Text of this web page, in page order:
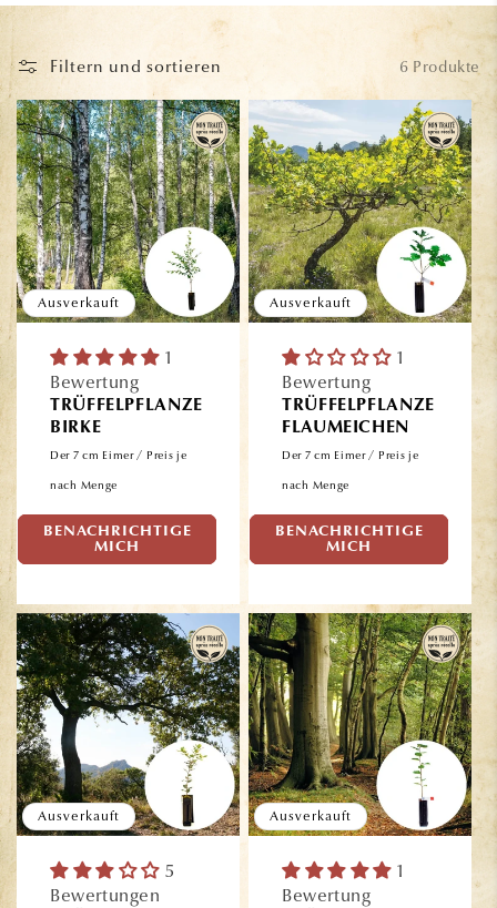
Filtern und sortieren 6 Produkte
Ausverkauft
1
Bewertung
TRÜFFELPFLANZE
BIRKE
BENACHRICHTIGE
MICH
Der 7 cm Eimer / Preis je
nach Menge
Normaler
Preis
26,90€
Ausverkauft
1
Bewertung
TRÜFFELPFLANZE
FLAUMEICHEN
BENACHRICHTIGE
MICH
Der 7 cm Eimer / Preis je
nach Menge
Normaler
Preis
26,90€
Ausverkauft
5
Bewertungen
Ausverkauft
1
Bewertung